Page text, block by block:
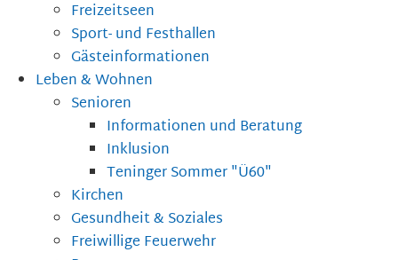
Freizeitseen
Sport- und Festhallen
Gästeinformationen
Leben & Wohnen
Senioren
Informationen und Beratung
Inklusion
Teninger Sommer "Ü60"
Kirchen
Gesundheit & Soziales
Freiwillige Feuerwehr